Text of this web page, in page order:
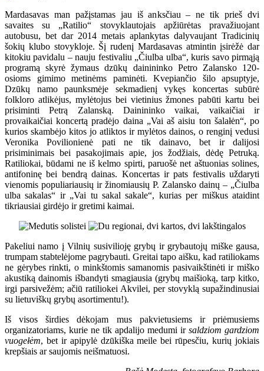
Mardasavas man pažįstamas jau iš anksčiau – ne tik prieš dvi
savaites su „Ratilio“ stovyklautojais apžiūrėtas pravažiuojant
autobusu, bet dar 2014 metais aplankytas dalyvaujant Tradicinių
šokių klubo stovykloje. Šį rudenį Mardasavas atmintin įsirėžė dar
kitokiu pavidalu – nauju festivaliu „Čiulba ulba“, kuris savo pirmąją
programą skyrė žymaus dzūkų dainininko Petro Zalansko 120-
osioms gimimo metinėms paminėti. Kvepiančio šilo apsuptyje,
Dzūkų namo paunksmėje sekmadienį vykęs koncertas subūrė
folkloro atlikėjus, mylėtojus bei vietinius žmones pabūti kartu bei
prisiminti Petrą Zalanską. Dainininko vaikai, vaikaičiai ir
provaikaičiai koncertą pradėjo daina „Vai aš aisiu ton šalałėn“, po
kurios skambėjo kitos jo atliktos ir mylėtos dainos, o renginį vedusi
Veronika Povilionienė pati ne tik dainavo, bet ir dalijosi
prisiminimais bei pasakojimais apie, jos žodžiais, dėdę Petruką.
Ratiliokai, būdami ne iš kelmo spirti, paruošė net aštuonias solines,
antifoninę bei bendrą dainas. Koncertas ir pats festivalis uždaryti
vienomis populiariausių ir žinomiausių P. Zalansko dainų – „Čiulba
ulba sakalas“ ir „Vai tu sakal sakale“, kurias per miškus ataidint
tikriausiai girdėjo ir gretimi kaimai.
Pakeliui namo į Vilnių susivilioję grybų ir grybautojų miške gausa,
trumpam stabtelėjome pagrybauti. Greitai tapo aišku, kad ratiliokams
ne gėrybes rinkti, o minkštomis samanomis pasivaikštinėti ir miško
akustiką dainomis išbandyti smagiausia (grybų maišioką, tarp kitko,
irgi parsivežėm; ačiū ratiliokei Akvilei, per stovyklą supažindinusiai
su lietuviškų grybų asortimentu!).
Iš visos širdies dėkojam mus pakvietusiems ir priėmusiems
organizatoriams, kurie ne tik apdalijo medumi ir saldziom gardziom
vuogełėm, bet ir apipylė dzūkiška meile bei rūpesčiu, kurių jokiais
krepšiais ar saujomis neišmatuosi.